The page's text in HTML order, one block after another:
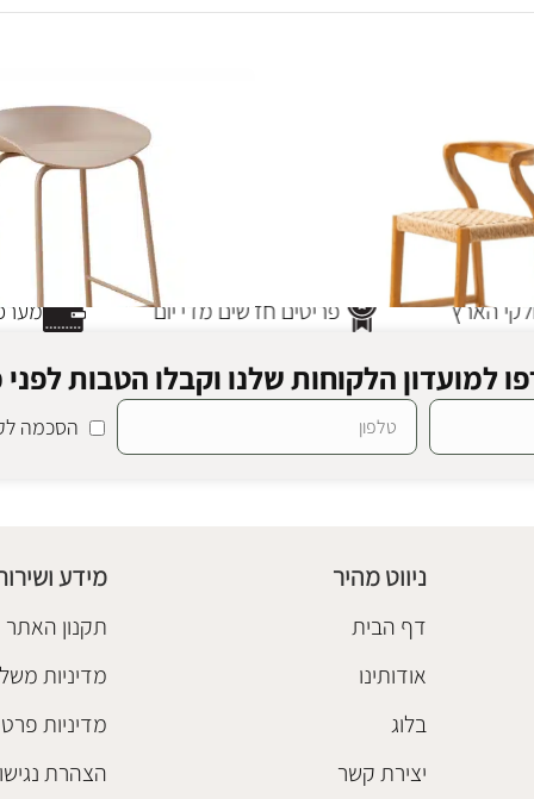
SALE
פריטים חדשים מדי יום הארץ
למועדון הלקוחות שלנו וקבלו הטבות
הסכמה
ניווט מהיר
דף הבית
אודותינו
בלוג
יצירת קשר
מידע
תקנון האתר
מדיניות
מדיניות
הצהרת